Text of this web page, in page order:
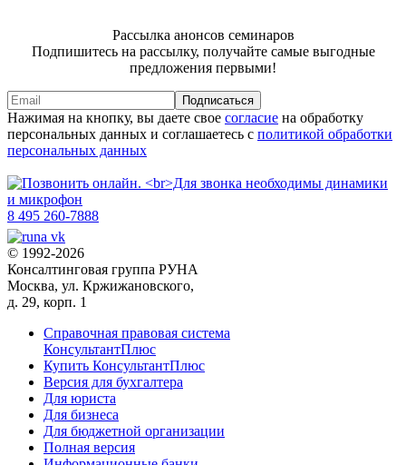
Рассылка анонсов семинаров
Подпишитесь на рассылку, получайте самые выгодные
предложения первыми!
Подписаться
Нажимая на кнопку, вы даете свое согласие на обработку
персональных данных и соглашаетесь с политикой обработки
персональных данных
8 495 260-7888
© 1992-2026
Консалтинговая группа РУНА
Москва, ул. Кржижановского,
д. 29, корп. 1
Справочная правовая система
КонсультантПлюс
Купить КонсультантПлюс
Версия для бухгалтера
Для юриста
Для бизнеса
Для бюджетной организации
Полная версия